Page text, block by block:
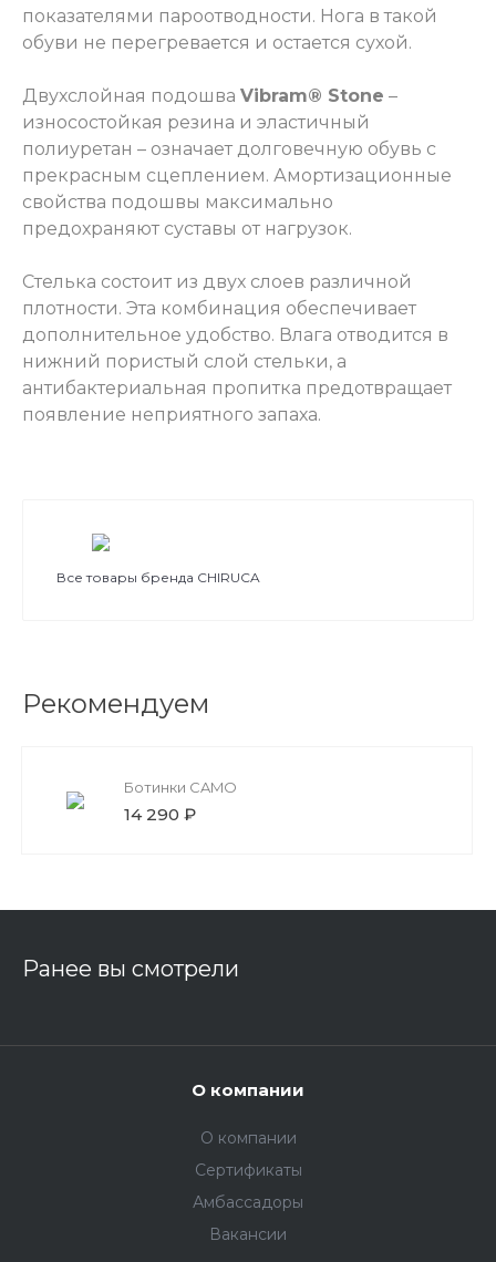
показателями пароотводности. Нога в такой
обуви не перегревается и остается сухой.
Двухслойная подошва Vibram® Stone –
износостойкая резина и эластичный
полиуретан – означает долговечную обувь с
прекрасным сцеплением. Амортизационные
свойства подошвы максимально
предохраняют суставы от нагрузок.
Стелька состоит из двух слоев различной
плотности. Эта комбинация обеспечивает
дополнительное удобство. Влага отводится в
нижний пористый слой стельки, а
антибактериальная пропитка предотвращает
появление неприятного запаха.
Все товары бренда CHIRUCA
Рекомендуем
Ботинки CAMO
14 290 ₽
Ранее вы смотрели
О компании
О компании
Сертификаты
Амбассадоры
Вакансии